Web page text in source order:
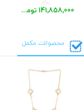
141,858,000 تومان
محصولات مکمل